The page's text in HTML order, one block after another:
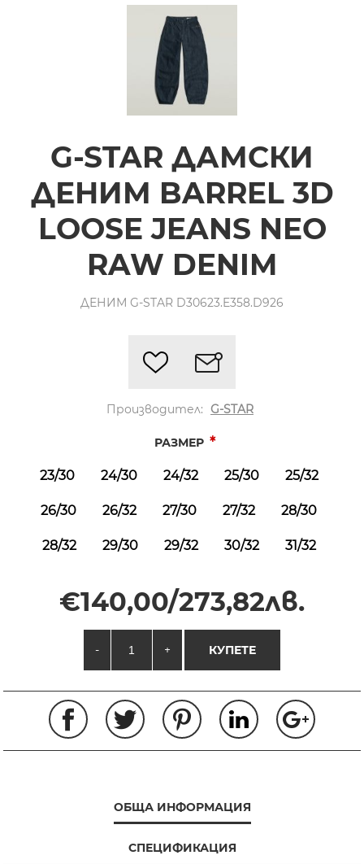
G-STAR ДАМСКИ
ДЕНИМ BARREL 3D
LOOSE JEANS NEO
RAW DENIM
ДЕНИМ G-STAR D30623.E358.D926
Производител: G-STAR
РАЗМЕР *
23/30 24/30 24/32 25/30 25/32
26/30 26/32 27/30 27/32 28/30
28/32 29/30 29/32 30/32 31/32
€140,00/273,82лв.
- + КУПЕТЕ
ОБЩА ИНФОРМАЦИЯ
СПЕЦИФИКАЦИЯ